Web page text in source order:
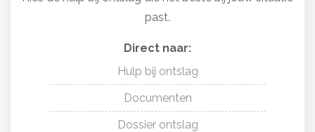
past.
Direct naar:
Hulp bij ontslag
Documenten
Dossier ontslag